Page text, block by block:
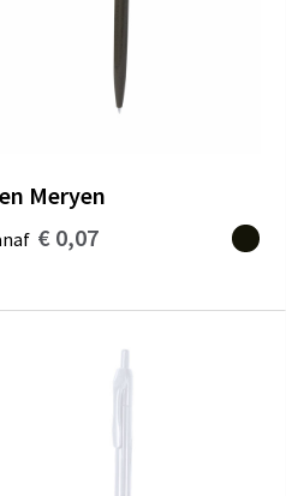
Meryen
€ 0,07